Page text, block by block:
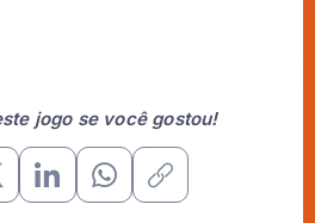
jogo se você gostou!